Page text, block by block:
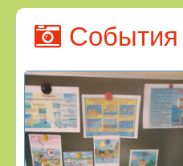
События